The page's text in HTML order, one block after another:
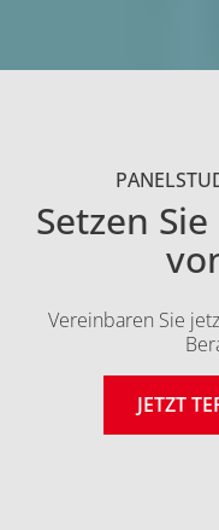
Setzen
Vereinbaren Sie
JETZT
Ende des